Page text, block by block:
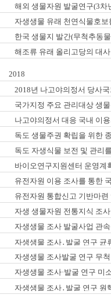
해외 생물자원 발굴연구(3차
자생생물 유래 천연식물호
한국 생물지 발간(무척추동
해조류 유래 올리고당의 대
2018
2018년 나고야의정서 당사
국가지정 주요 관리대상 생
나고야의정서 대응 국내 이
독도 생물주권 확립을 위한
독도 자생식물 보전 및 관리
바이오연구지원센터 운영계
유전자원 이용 조사를 통한
유전자원 통합신고 기반마련
자생 생물자원 전통지식 조
자생생물 조사 발굴사업 관
자생생물 조사․발굴 연구 균
자생생물 조사발굴 연구 무
자생생물 조사·발굴 연구 미
자생생물 조사․발굴 연구 원